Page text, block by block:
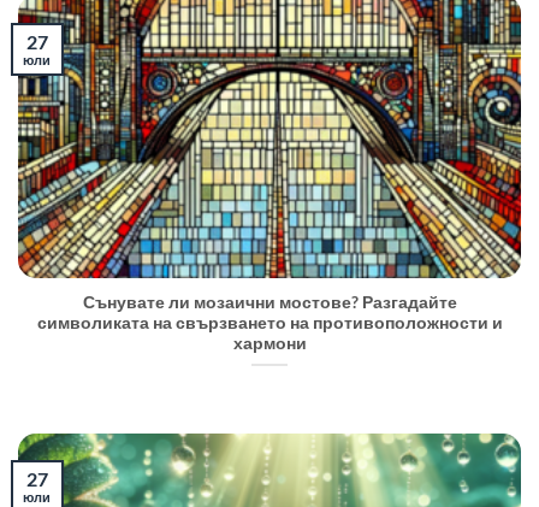
Сънувате ли мозаични мостове? Разгадайте
символиката на свързването на противоположности и
хармони
27
юли
27
юли